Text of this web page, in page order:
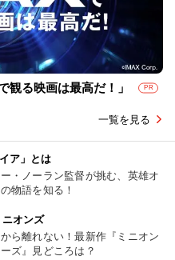
観る映画は最高だ！」 PR
一覧を見る
ア」とは
・ノーラン監督が挑む、英雄オ
物語を知る！
オンズ
ら離れない！最新作『ミニオン
ズ』見どころは？